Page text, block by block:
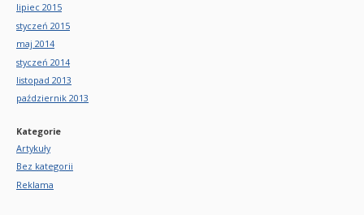
lipiec 2015
styczeń 2015
maj 2014
styczeń 2014
listopad 2013
październik 2013
Kategorie
Artykuły
Bez kategorii
Reklama